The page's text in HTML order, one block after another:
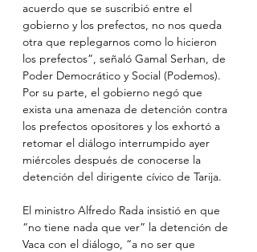
acuerdo que se suscribió entre el
gobierno y los prefectos, no nos queda
otra que replegarnos como lo hicieron
los prefectos”, señaló Gamal Serhan, de
Poder Democrático y Social (Podemos).
Por su parte, el gobierno negó que
exista una amenaza de detención contra
los prefectos opositores y los exhortó a
retomar el diálogo interrumpido ayer
miércoles después de conocerse la
detención del dirigente cívico de Tarija.
El ministro Alfredo Rada insistió en que
“no tiene nada que ver” la detención de
Vaca con el diálogo, “a no ser que